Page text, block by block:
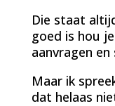
Die staat
goed is hou
aanvragen en
Maar ik
dat helaas